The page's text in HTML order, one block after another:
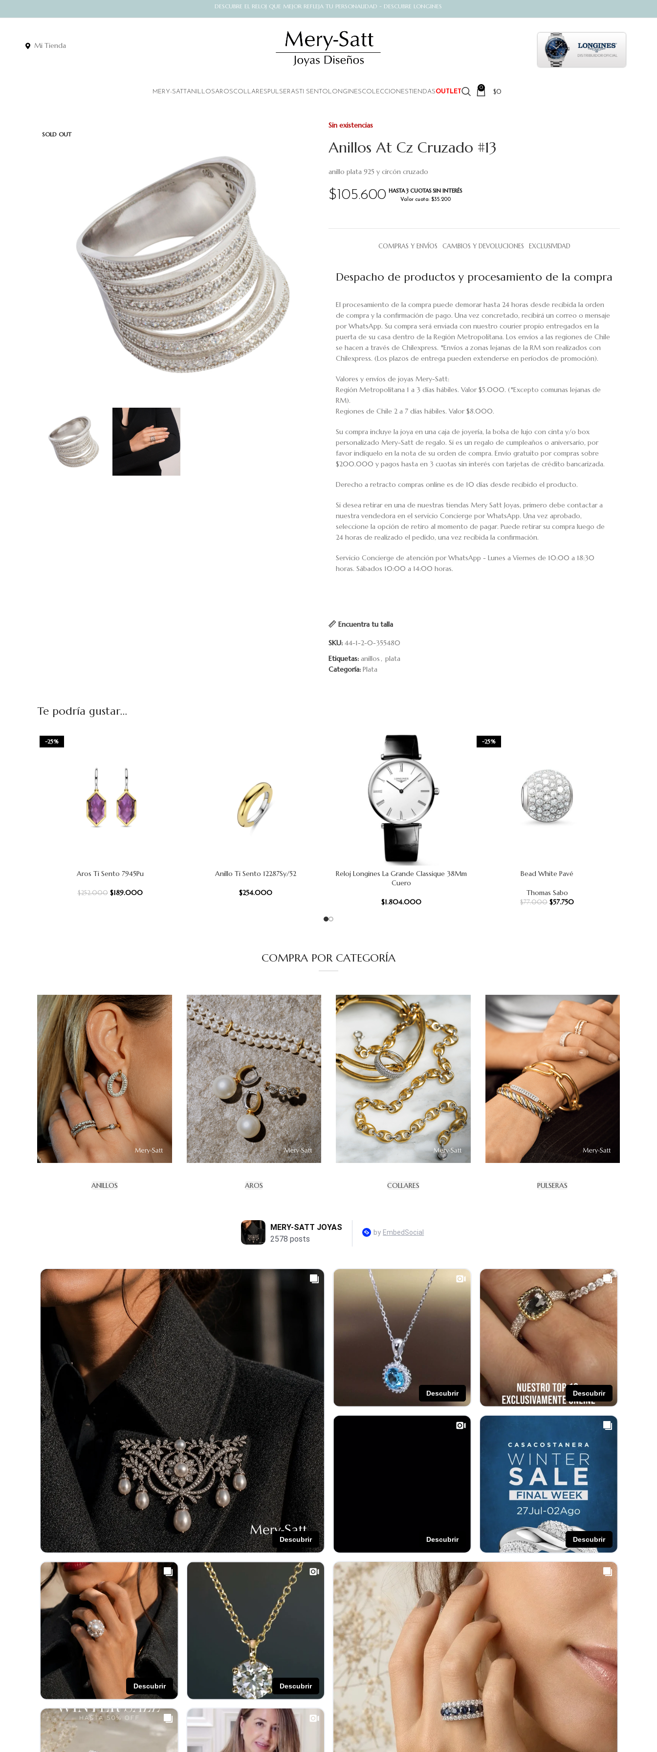
DESCUBRE EL RELOJ QUE MEJOR REFLEJA TU PERSONALIDAD - DESCUBRE LONGINES
Mi Tienda
MERY-SATTANILLOSAROSCOLLARES PULSERASTI SENTO LONGINESCOLECCIONESTIENDASOUTLET
0 $0
SOLD OUT
Anillos At Cz Cruzado #13
$105.600 HASTA 3 CUOTAS SIN INTERÉS
Valor cuota: $35.200
anillo plata 925 y circón cruzado
Sin existencias
Encuentra tu talla
COMPRAS Y ENVÍOS CAMBIOS Y DEVOLUCIONES EXCLUSIVIDAD
Despacho de productos y procesamiento de la compra
El procesamiento de la compra puede demorar hasta 24 horas desde recibida la orden
de compra y la confirmación de pago. Una vez concretado, recibirá un correo o mensaje
por WhatsApp. Su compra será enviada con nuestro courier propio entregados en la
puerta de su casa dentro de la Región Metropolitana. Los envíos a las regiones de Chile
se hacen a través de Chilexpress. *Envíos a zonas lejanas de la RM son realizados con
Chilexpress. (Los plazos de entrega pueden extenderse en períodos de promoción).
Valores y envíos de joyas Mery-Satt:
Región Metropolitana 1 a 3 días hábiles. Valor $5.000. (*Excepto comunas lejanas de
RM).
Regiones de Chile 2 a 7 días hábiles. Valor $8.000.
Su compra incluye la joya en una caja de joyería, la bolsa de lujo con cinta y/o box
personalizado Mery-Satt de regalo. Si es un regalo de cumpleaños o aniversario, por
favor indíquelo en la nota de su orden de compra. Envío gratuito por compras sobre
$200.000 y pagos hasta en 3 cuotas sin interés con tarjetas de crédito bancarizada.
Derecho a retracto compras online es de 10 días desde recibido el producto.
Si desea retirar en una de nuestras tiendas Mery Satt Joyas, primero debe contactar a
nuestra vendedora en el servicio Concierge por WhatsApp. Una vez aprobado,
seleccione la opción de retiro al momento de pagar. Puede retirar su compra luego de
24 horas de realizado el pedido, una vez recibida la confirmación.
Servicio Concierge de atención por WhatsApp - Lunes a Viernes de 10:00 a 18:30
horas. Sábados 10:00 a 14:00 horas.
SKU: 44-1-2-0-355480
Categoría: Plata
Etiquetas: anillos, plata
Te podría gustar...
-25%
AÑADIR AL CARRITOAros Ti Sento 7945Pu
$252.000 $189.000
AÑADIR AL CARRITO
Anillo Ti Sento 12287Sy/52
$254.000
AÑADIR AL CARRITO
Reloj Longines La Grande Classique 38Mm
Cuero
$1.804.000
-25%
AÑADIR AL CARRITOBead White Pavé
Thomas Sabo
$77.000 $57.750
COMPRA POR CATEGORÍA
ANILLOS AROS COLLARES PULSERAS